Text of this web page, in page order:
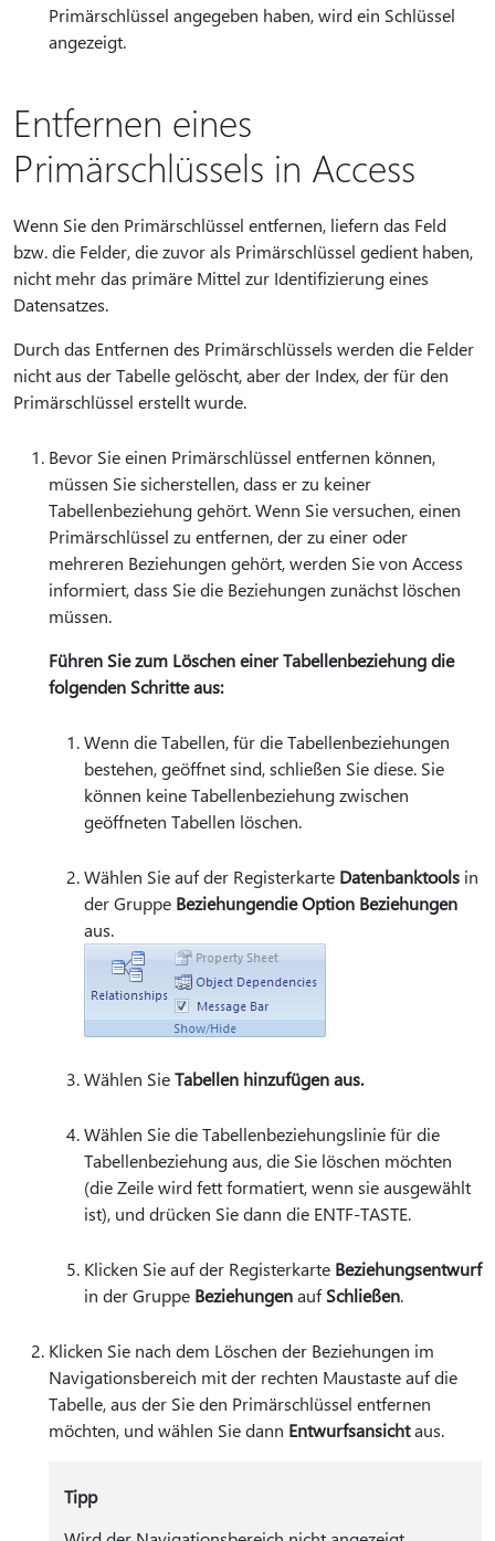
Primärschlüssel angegeben haben, wird ein Schlüssel
angezeigt.
Entfernen eines
Primärschlüssels in Access
Wenn Sie den Primärschlüssel entfernen, liefern das Feld
bzw. die Felder, die zuvor als Primärschlüssel gedient haben,
nicht mehr das primäre Mittel zur Identifizierung eines
Datensatzes.
Durch das Entfernen des Primärschlüssels werden die Felder
nicht aus der Tabelle gelöscht, aber der Index, der für den
Primärschlüssel erstellt wurde.
Bevor Sie einen Primärschlüssel entfernen können,
müssen Sie sicherstellen, dass er zu keiner
Tabellenbeziehung gehört. Wenn Sie versuchen, einen
Primärschlüssel zu entfernen, der zu einer oder
mehreren Beziehungen gehört, werden Sie von Access
informiert, dass Sie die Beziehungen zunächst löschen
müssen.
Führen Sie zum Löschen einer Tabellenbeziehung die
folgenden Schritte aus:
Wenn die Tabellen, für die Tabellenbeziehungen
bestehen, geöffnet sind, schließen Sie diese. Sie
können keine Tabellenbeziehung zwischen
geöffneten Tabellen löschen.
Wählen Sie auf der Registerkarte Datenbanktools in
der Gruppe Beziehungendie Option Beziehungen
aus.
Wählen SieTabellen hinzufügen aus.
Wählen Sie die Tabellenbeziehungslinie für die
Tabellenbeziehung aus, die Sie löschen möchten
(die Zeile wird fett formatiert, wenn sie ausgewählt
ist), und drücken Sie dann die ENTF-TASTE.
Klicken Sie auf der Registerkarte Beziehungsentwurf
in der Gruppe BeziehungenaufSchließen.
Klicken Sie nach dem Löschen der Beziehungen im
Navigationsbereich mit der rechten Maustaste auf die
Tabelle, aus der Sie den Primärschlüssel entfernen
möchten, und wählen Sie dann Entwurfsansichtaus.
Tipp